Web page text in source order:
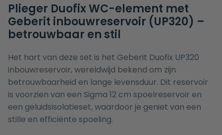
Plieger Duofix WC-element met
Geberit inbouwreservoir (UP320) –
betrouwbaar en stil
Het hart van deze set is het Geberit Duofix UP320
inbouwreservoir, wereldwijd bekend om zijn
betrouwbaarheid en lange levensduur. Dit reservoir
is voorzien van een Sigma 12 cm spoelreservoir en
een geluidsisolatieset, waardoor je geniet van een
stille en efficiënte spoeling.